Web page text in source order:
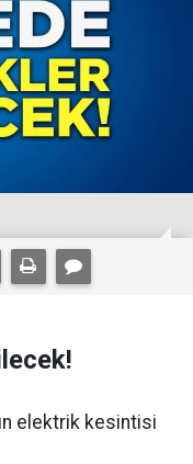
elektrik kesintisi